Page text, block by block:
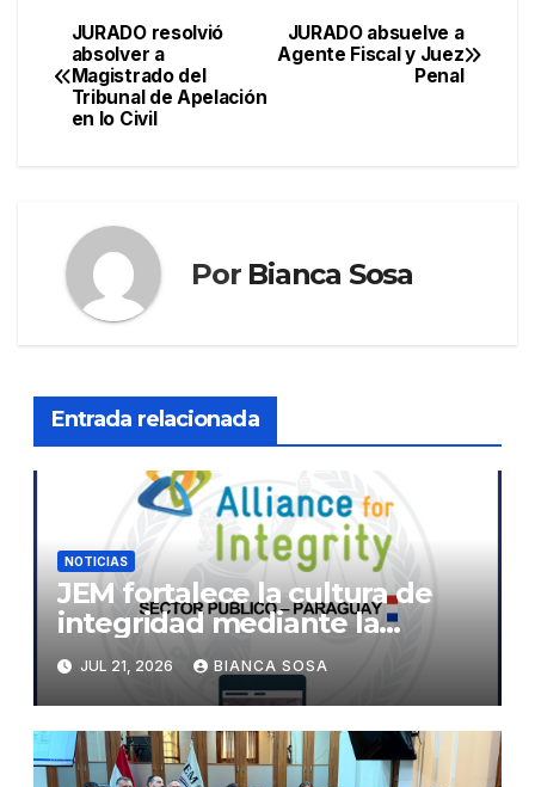
Navegación
de
JURADO absuelve a
Agente Fiscal y Juez
Penal
JURADO resolvió
absolver a
Magistrado del
Tribunal de Apelación
en lo Civil
Por Bianca Sosa
Entrada relacionada
NOTICIAS
JEM fortalece la cultura de
integridad mediante la
implementación de la
herramienta de diagnóstico
«The Integrity App»
JUL 21, 2026 BIANCA SOSA